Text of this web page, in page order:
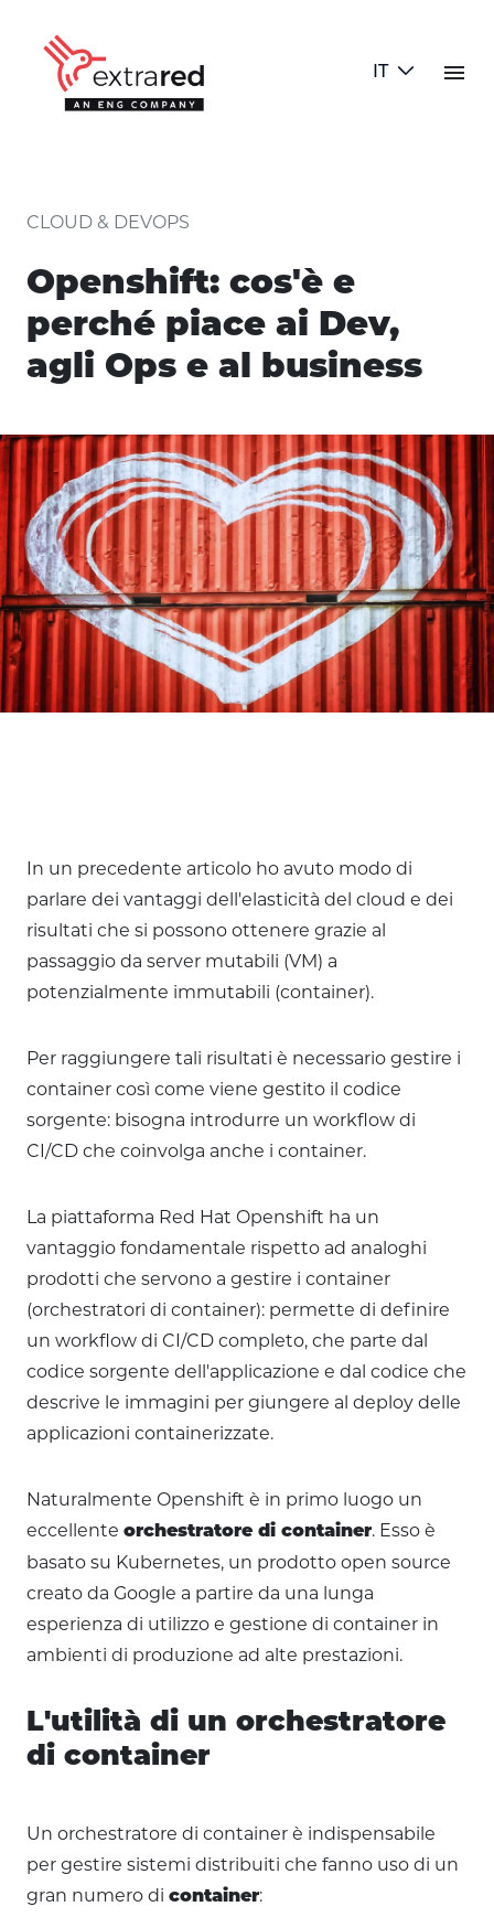
menu
CLOUD & DEVOPS
Openshift: cos'è e
perché piace ai Dev,
agli Ops e al business
In un precedente articolo ho avuto modo di
parlare dei vantaggi dell'elasticità del cloud e dei
risultati che si possono ottenere grazie al
passaggio da server mutabili (VM) a
potenzialmente immutabili (container).
Per raggiungere tali risultati è necessario gestire i
container così come viene gestito il codice
sorgente: bisogna introdurre un workflow di
CI/CD che coinvolga anche i container.
La piattaforma Red Hat Openshift ha un
vantaggio fondamentale rispetto ad analoghi
prodotti che servono a gestire i container
(orchestratori di container): permette di definire
un workflow di CI/CD completo, che parte dal
codice sorgente dell'applicazione e dal codice che
descrive le immagini per giungere al deploy delle
applicazioni containerizzate.
Naturalmente Openshift è in primo luogo un
eccellente orchestratore di container. Esso è
basato su Kubernetes, un prodotto open source
creato da Google a partire da una lunga
esperienza di utilizzo e gestione di container in
ambienti di produzione ad alte prestazioni.
L'utilità di un orchestratore
di container
Un orchestratore di container è indispensabile
per gestire sistemi distribuiti che fanno uso di un
gran numero di container: